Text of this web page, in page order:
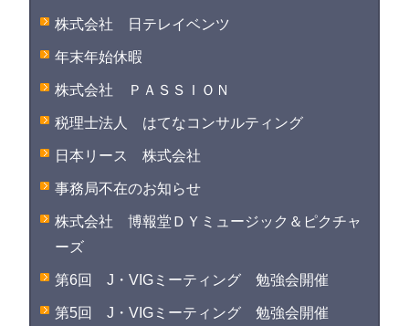
株式会社 日テレイベンツ
年末年始休暇
株式会社 ＰＡＳＳＩＯＮ
税理士法人 はてなコンサルティング
日本リース 株式会社
事務局不在のお知らせ
株式会社 博報堂ＤＹミュージック＆ピクチャ
ーズ
第6回 J・VIGミーティング 勉強会開催
第5回 J・VIGミーティング 勉強会開催